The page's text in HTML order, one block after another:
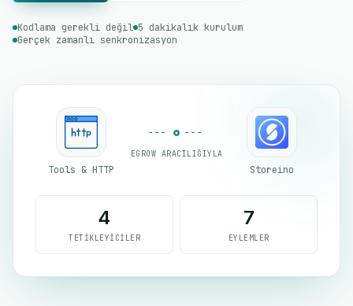
Kodlama gerekli değil 5 dakikalık kurulum
Gerçek zamanlı senkronizasyon
Tools & HTTP
EGROW ARACILIĞIYLA
Storeino
4
TETIKLEYICILER
7
EYLEMLER